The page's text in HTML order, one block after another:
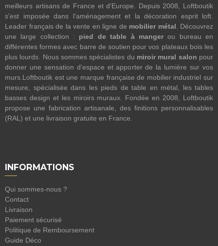
meilleurs artisans de France et d'Europe. Depuis 2008, Loftboutik
s'est imposée dans l'aménagement et la décoration esprit loft.
Leader français de la vente en ligne de mobilier métal . Découvrez
une large collection : pied de table à mangerou bureau en
différentes formes avec barre de soutien pour vos plateaux bois les
plus lourds. Nous sommes spécialistes du miroir mural salon pour
donner une sensation d'espace et apporter de la lumière sur vos
murs.Loftboutik est une marque française de mobilier industriel sur
mesure, spécialisée dans les pieds de table en métal, les tables
basses design et les miroirs muraux. Fondée en 2008, Loftboutik
propose une fabrication artisanale, des finitions personnalisables
(RAL) et une livraison gratuite en France.
INFORMATIONS
Qui sommes-nous ?
Contact
Livraison
Paiement sécurisé
Politique de Remboursement
Guide Déco